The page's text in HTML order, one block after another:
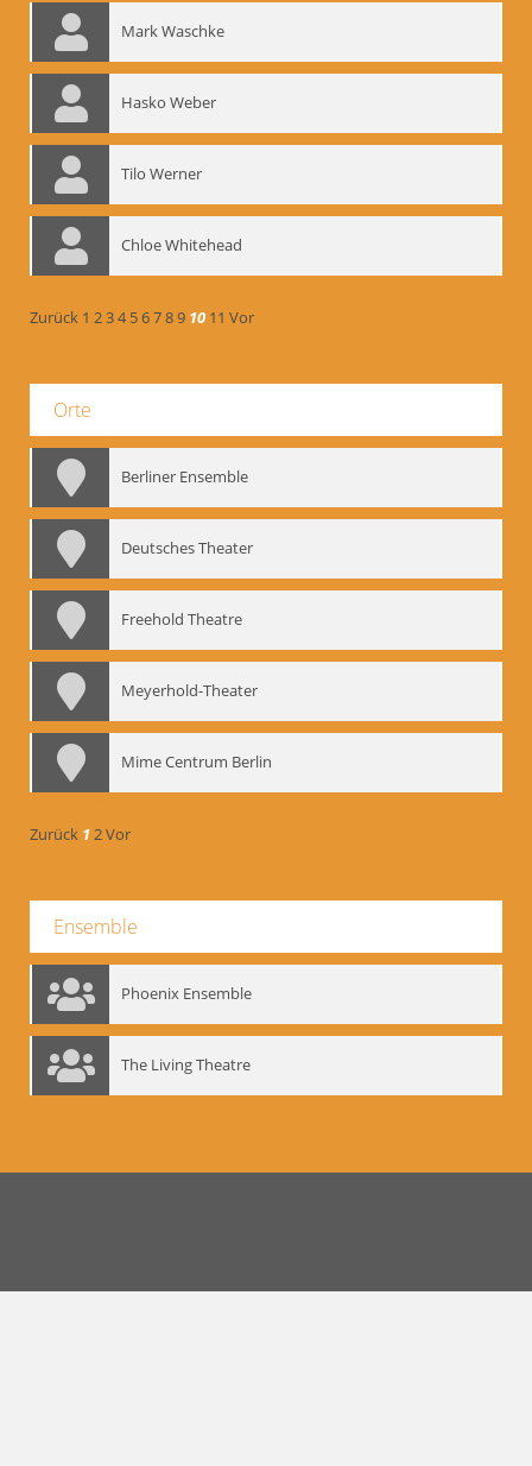
Mark Waschke
Hasko Weber
Tilo Werner
Chloe Whitehead
Zurück 1 234 56789 10 11 Vor
Orte
Berliner Ensemble
Deutsches Theater
Freehold Theatre
Meyerhold-Theater
Mime Centrum Berlin
Zurück 12Vor
Ensemble
Phoenix Ensemble
The Living Theatre